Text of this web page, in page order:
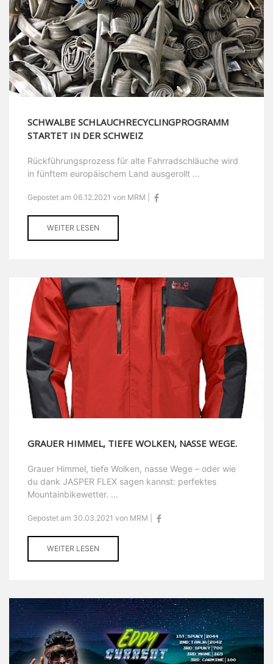
SCHWALBE SCHLAUCHRECYCLINGPROGRAMM
STARTET IN DER SCHWEIZ
Rückführungsprozess für alte Fahrradschläuche wird
in fünftem europäischem Land ausgerollt ...
Gepostet am 06.12.2021 von MRM |
WEITER LESEN
GRAUER HIMMEL, TIEFE WOLKEN, NASSE WEGE.
Grauer Himmel, tiefe Wolken, nasse Wege – oder wie
du dank JASPER FLEX sagen kannst: perfektes
Mountainbikewetter. ...
Gepostet am 30.03.2021 von MRM |
WEITER LESEN